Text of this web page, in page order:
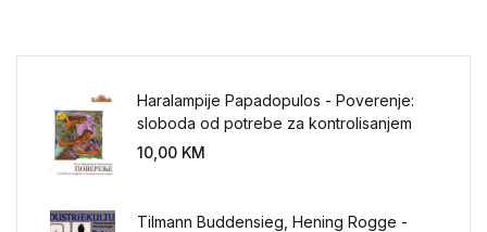
Haralampije Papadopulos - Poverenje:
sloboda od potrebe za kontrolisanjem
sveta
10,00 KM
Tilmann Buddensieg, Hening Rogge -